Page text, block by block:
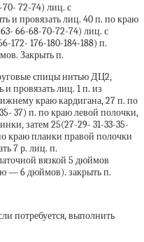
72-74) лиц. с
и провязать лиц. 40 п. по краю
66-68-70-72-74) лиц. с
172- 176-180-184-188) п.
Закрыть п.
спицы нитью ДЦ2,
и провязать лиц. 1 п. из
краю кардигана, 27 п. по
37) п. по краю левой полочки,
затем 25(27-29- 31-33-35-
краю планки правой полочки
7 р. лиц. п.
вязкой 5 дюймов
— 6 дюймов). закрыть п.
потребуется, выполнить